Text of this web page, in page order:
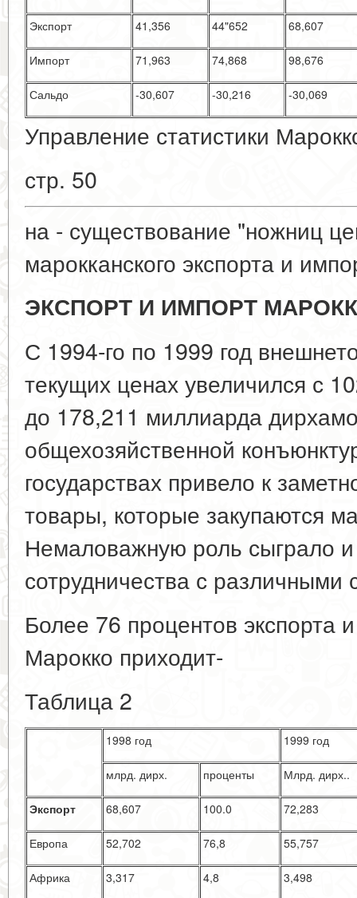
Экспорт 41,356 44"652 68,607
Импорт 71,963 74,868 98,676
Сальдо -30,607 -30,216 -30,069
Управление статистики
стр. 50
на - существование "ножниц
марокканского экспорта и
ЭКСПОРТ И ИМПОРТ
С 1994-го по 1999 год
текущих ценах увеличился с
до 178,211 миллиарда
общехозяйственной
государствах привело к
товары, которые закупаются
Немаловажную роль сыграло
сотрудничества с различными
Более 76 процентов экспорта
Марокко приходит-
Таблица 2
1998 год 1999 год
млрд. дирх. проценты Млрд. дирх..
Экспорт 68,607 100.0 72,283
Европа 52,702 76,8 55,757
Африка 3,317 4,8 3,498